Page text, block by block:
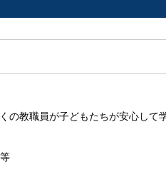
の教職員が子どもたちが安心し